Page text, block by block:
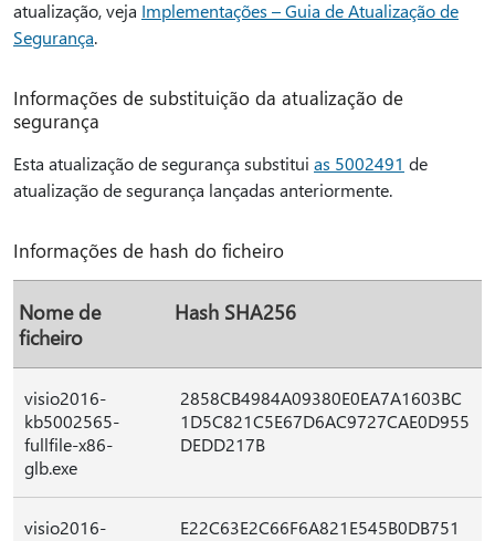
atualização, veja Implementações – Guia de Atualização de
Segurança.
Informações de substituição da atualização de
segurança
Esta atualização de segurança substitui as 5002491 de
atualização de segurança lançadas anteriormente.
Informações de hash do ficheiro
Nome de
ficheiro
Hash SHA256
visio2016-
kb5002565-
fullfile-x86-
glb.exe
2858CB4984A09380E0EA7A1603BC
1D5C821C5E67D6AC9727CAE0D955
DEDD217B
visio2016-
E22C63E2C66F6A821E545B0DB751